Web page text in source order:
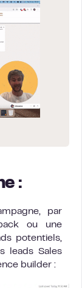
:
par
ou une
potentiels,
leads Sales
builder :